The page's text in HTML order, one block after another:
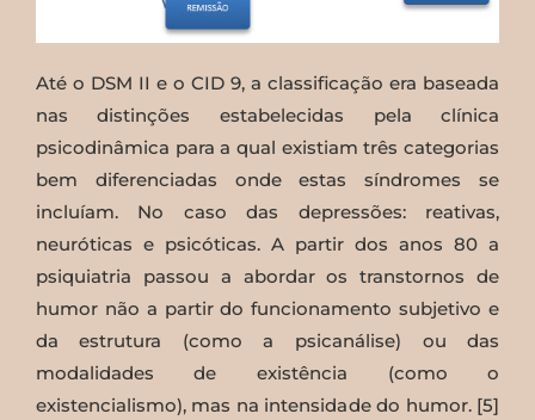
Até o DSM II e o CID 9, a classificação era baseada
nas distinções estabelecidas pela clínica
psicodinâmica para a qual existiam três categorias
bem diferenciadas onde estas síndromes se
incluíam. No caso das depressões: reativas,
neuróticas e psicóticas. A partir dos anos 80 a
psiquiatria passou a abordar os transtornos de
humor não a partir do funcionamento subjetivo e
da estrutura (como a psicanálise) ou das
modalidades de existência (como o
existencialismo), mas na intensidade do humor. [5]